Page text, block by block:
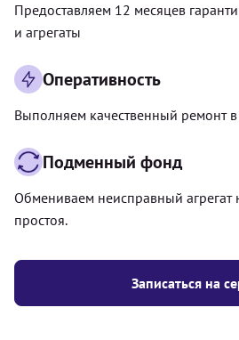
Записаться на
Предоставляем 12 месяцев
и агрегаты
Оперативность
Выполняем качественный ремонт
Подменный фонд
Обмениваем неисправный
простоя.